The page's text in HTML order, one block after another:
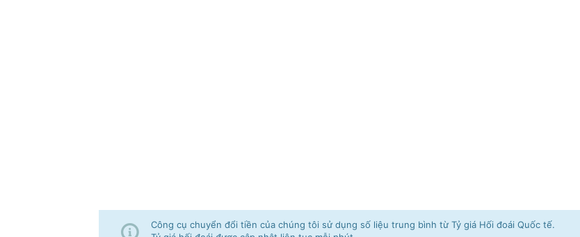
Công cụ chuyển đổi tiền của chúng tôi sử dụng số liệu trung bình từ Tỷ giá Hối đoái Quốc tế.